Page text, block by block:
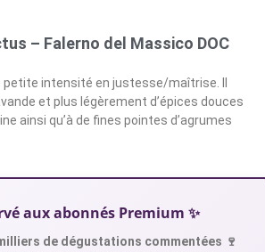
– Falerno del Massico DOC
intensité en justesse/maîtrise. Il
et plus légèrement d’épices douces
ainsi qu’à de fines pointes d’agrumes
aux abonnés Premium ✨
de dégustations commentées 🍷